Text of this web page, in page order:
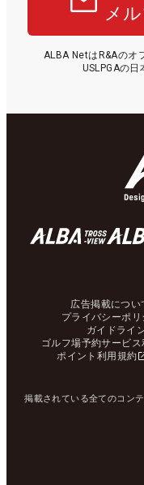
メ
ALBA NetはR&Aのオ
USLPGAの日
広告掲載につい
プライバシーポリ
ガイドライ
ゴルフ場予約サービス
ポイント利用規約
掲載されている全てのコン